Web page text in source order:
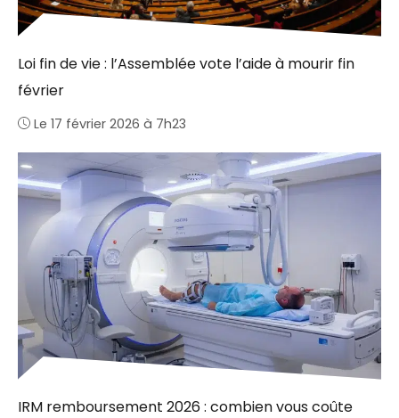
Loi fin de vie : l’Assemblée vote l’aide à mourir fin
février
Le 17 février 2026 à 7h23
IRM remboursement 2026 : combien vous coûte